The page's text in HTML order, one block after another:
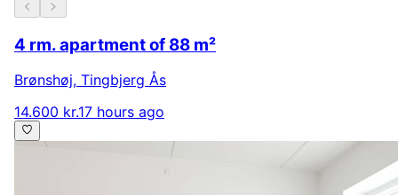
4 rm. apartment of 88 m²
Brønshøj, Tingbjerg Ås
14.600 kr.17 hours ago